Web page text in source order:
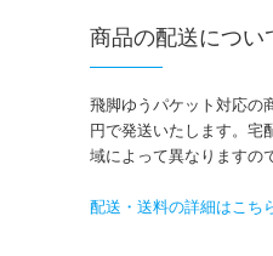
商品の配送につい
飛脚ゆうパケット対応の
円で発送いたします。宅
域によって異なりますの
配送・送料の詳細はこち